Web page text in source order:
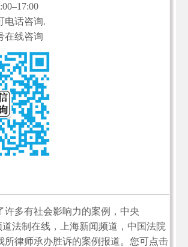
电话咨询.
在线咨询
许多有社会影响力的案例，中央
法制在线，上海新闻频道，中国法院
所律师承办胜诉的案例报道。您可点击